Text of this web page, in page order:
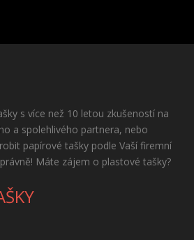
s více než 10 letou zkušeností na
a spolehlivého partnera, nebo
papírové tašky podle Vaší firemní
Máte zájem o plastové tašky?